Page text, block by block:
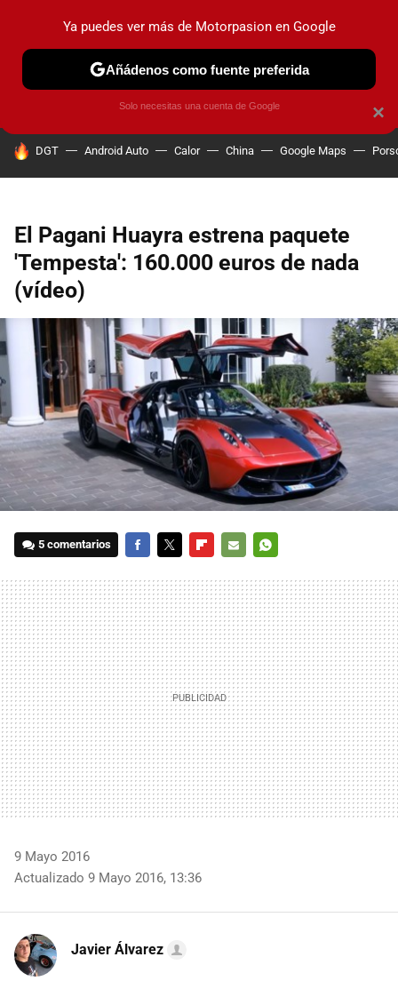
PRUEBAS COCHES ELÉCTRICOS OBSERVATORIO
HOY SE HABLA DE
DGT Android Auto Calor China Google Maps
El Pagani Huayra estrena paquete
'Tempesta': 160.000 euros de nada
(vídeo)
5 comentarios
MAIL
9 Mayo 2016
Actualizado 9 Mayo 2016, 13:36
Javier Álvarez
×
Ya puedes ver más de Motorpasion en Google
Añádenos como fuente preferida
Solo necesitas una cuenta de Google